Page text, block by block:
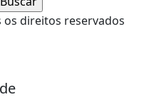
os direitos reservados